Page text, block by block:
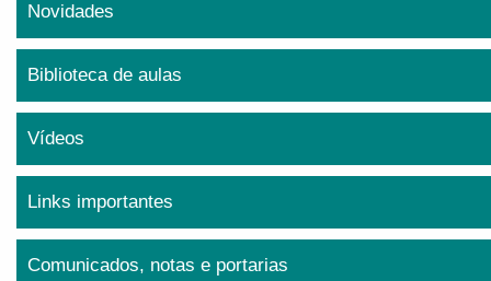
Novidades
Biblioteca de aulas
Vídeos
Links importantes
Comunicados, notas e portarias